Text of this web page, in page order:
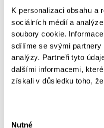
K personalizaci obsahu a
sociálních médií a
soubory cookie.
sdílíme se svými partnery
analýzy. Partneři tyto
dalšími informacemi,
získali v důsledku toho,
Nutné
Šaty a
Vše v
NOVINKY